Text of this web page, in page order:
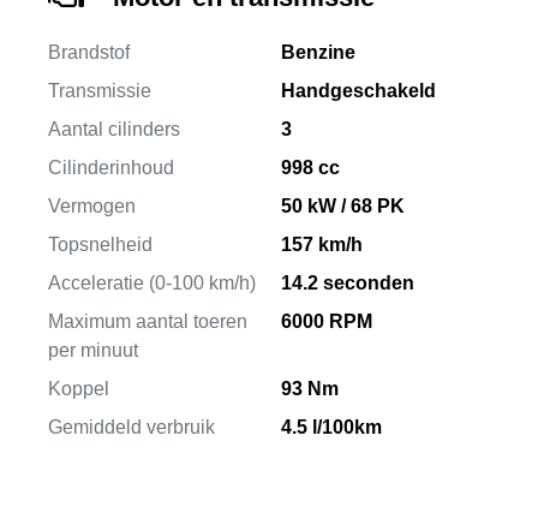
Brandstof
Benzine
Transmissie
Handgeschakeld
Aantal cilinders
3
Cilinderinhoud
998 cc
Vermogen
50 kW / 68 PK
Topsnelheid
157 km/h
Acceleratie (0-100 km/h)
14.2 seconden
Maximum aantal toeren
per minuut
6000 RPM
Koppel
93 Nm
Gemiddeld verbruik
4.5 l/100km